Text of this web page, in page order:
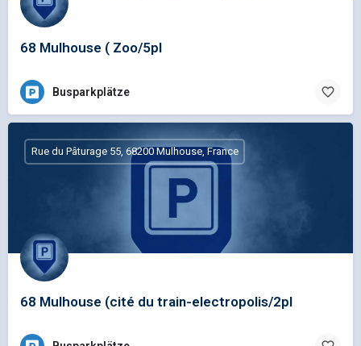
68 Mulhouse ( Zoo/5pl
Busparkplätze
68 Mulhouse (cité du train-electropolis/2pl
Rue du Pâturage 55, 68200 Mulhouse, France